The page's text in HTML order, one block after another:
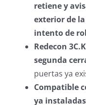
retiene y
exterior de
intento de
Redecon
segunda
puertas ya
Compatible
ya instaladas